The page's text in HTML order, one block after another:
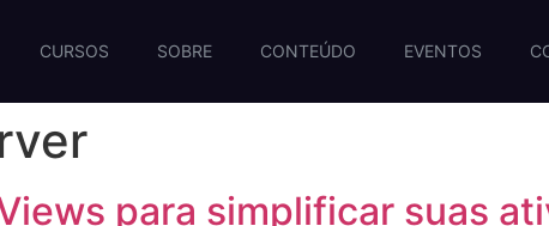
CURSOS SOBRE CONTEÚDO EVENTOS
para simplificar suas